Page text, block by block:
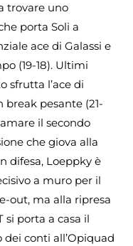
trovare uno
porta Soli a
ace di Galassi e
(19-18). Ultimi
sfrutta l’ace di
pesante (21-
il secondo
che giova alla
difesa, Loeppky è
a muro per il
out, ma alla ripresa
porta a casa il
dei conti all’Opiquad